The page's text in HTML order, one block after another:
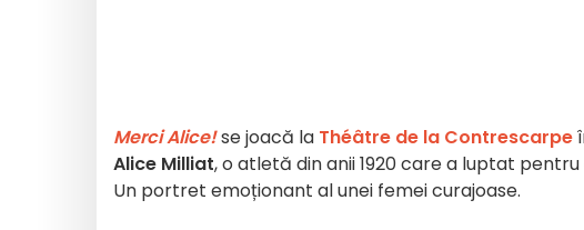
Merci Alice!se joacă la Théâtre de la Contrescarpe
Alice Milliat, o atletă din anii 1920 care a luptat
Un portret emoționant al unei femei curajoase.